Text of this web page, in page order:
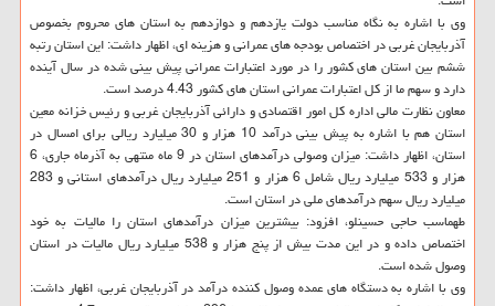
وی با اشاره به نگاه مناسب دولت یازدهم و دوازدهم به استان های محروم بخصوص
آذربایجان غربی در اختصاص بودجه های عمرانی و هزینه ای، اظهار داشت: این استان رتبه
ششم بین استان های كشور را در مورد اعتبارات عمرانی پیش بینی شده در سال آینده
دارد و سهم ما از كل اعتبارات عمرانی استان های كشور 4.43 درصد است.
معاون نظارت مالی اداره كل امور اقتصادی و دارائی آذربایجان غربی و رئیس خزانه معین
استان هم با اشاره به پیش بینی درآمد 10 هزار و 30 میلیارد ریالی برای امسال در
استان، اظهار داشت: میزان وصولی درآمدهای استان در 9 ماه منتهی به آذرماه جاری، 6
هزار و 533 میلیارد ریال شامل 6 هزار و 251 میلیارد ریال درآمدهای استانی و 283
میلیارد ریال سهم درآمدهای ملی در استان است.
طهماسب حاجی حسینلو، افزود: بیشترین میزان درآمدهای استان را مالیات به خود
اختصاص داده و در این مدت بیش از پنج هزار و 538 میلیارد ریال مالیات در استان
وصول شده است.
وی با اشاره به دستگاه های عمده وصول كننده درآمد در آذربایجان غربی، اظهار داشت: